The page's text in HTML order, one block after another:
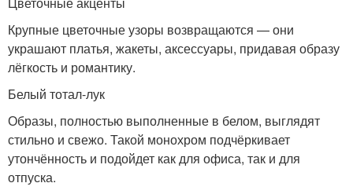
Крупные цветочные узоры возвращаются — они
украшают платья, жакеты, аксессуары, придавая образу
лёгкость и романтику.
Белый тотал-лук
Образы, полностью выполненные в белом, выглядят
стильно и свежо. Такой монохром подчёркивает
утончённость и подойдет как для офиса, так и для
отпуска.